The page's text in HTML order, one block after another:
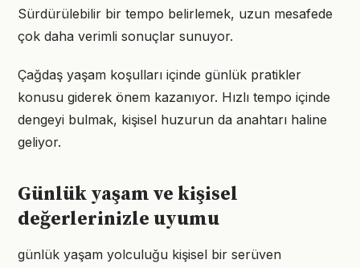
Sürdürülebilir bir tempo belirlemek, uzun mesafede
çok daha verimli sonuçlar sunuyor.
Çağdaş yaşam koşulları içinde günlük pratikler
konusu giderek önem kazanıyor. Hızlı tempo içinde
dengeyi bulmak, kişisel huzurun da anahtarı haline
geliyor.
Günlük yaşam ve kişisel
değerlerinizle uyumu
günlük yaşam yolculuğu kişisel bir serüven